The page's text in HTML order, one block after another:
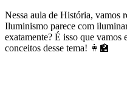
Nessa aula de História, vamos
Iluminismo parece com
exatamente? É isso que vamos
conceitos desse tema! 👩‍🏫